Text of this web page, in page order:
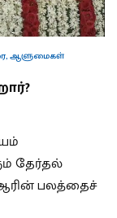
,ஆளுமைகள்
தேர்தல்
பலத்தைச்